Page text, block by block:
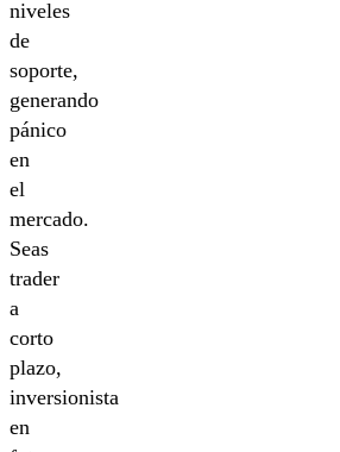
niveles
de
soporte,
generando
pánico
en
el
mercado.
Seas
trader
a
corto
plazo,
inversionista
en